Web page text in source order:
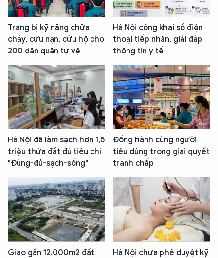
Trang bị kỹ năng chữa
cháy, cứu nạn, cứu hộ cho
200 dân quân tự vệ
Hà Nội công khai số điện
thoại tiếp nhận, giải đáp
thông tin y tế
Hà Nội đã làm sạch hơn 1,5
triệu thửa đất đủ tiêu chí
"Đúng-đủ-sạch-sống"
Đồng hành cùng người
tiêu dùng trong giải quyết
tranh chấp
Giao gần 12.000m2 đất
Hà Nội chưa phê duyệt kỹ